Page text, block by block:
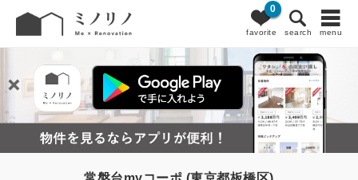
favorite
0
search menu